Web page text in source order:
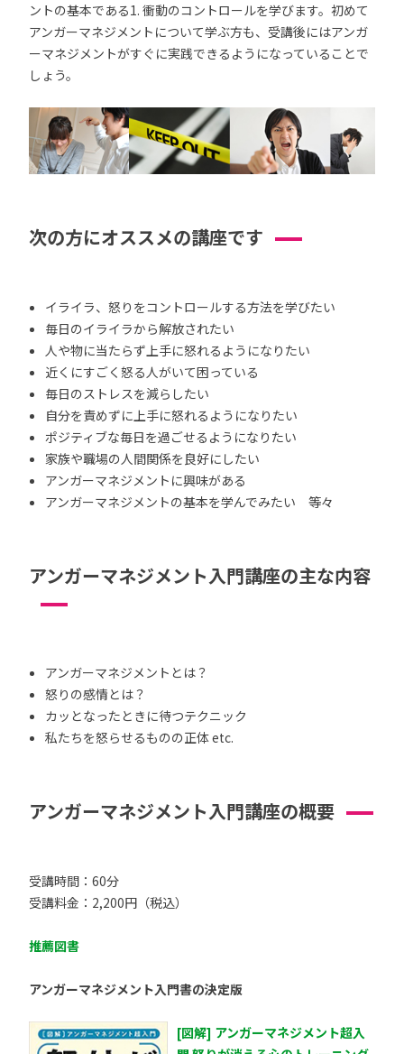
ントの基本である1. 衝動のコントロールを学びます。初めて
アンガーマネジメントについて学ぶ方も、受講後にはアンガ
ーマネジメントがすぐに実践できるようになっていることで
しょう。
次の方にオススメの講座です
イライラ、怒りをコントロールする方法を学びたい
毎日のイライラから解放されたい
人や物に当たらず上手に怒れるようになりたい
近くにすごく怒る人がいて困っている
毎日のストレスを減らしたい
自分を責めずに上手に怒れるようになりたい
ポジティブな毎日を過ごせるようになりたい
家族や職場の人間関係を良好にしたい
アンガーマネジメントに興味がある
アンガーマネジメントの基本を学んでみたい 等々
アンガーマネジメント入門講座の主な内容
アンガーマネジメントとは？
怒りの感情とは？
カッとなったときに待つテクニック
私たちを怒らせるものの正体 etc.
アンガーマネジメント入門講座の概要
受講時間：60分
受講料金：2,200円（税込）
推薦図書
アンガーマネジメント入門書の決定版
[図解] アンガーマネジメント超入